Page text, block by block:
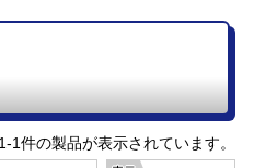
1件の製品が表示されています。